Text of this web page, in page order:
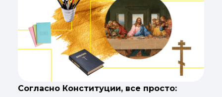
Согласно Конституции, все просто: